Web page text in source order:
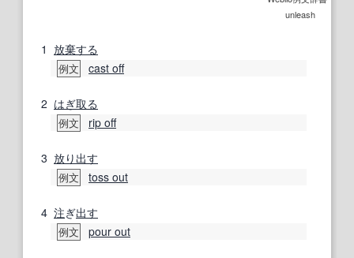
unleash
1 放棄する
例文 cast off
2 はぎ取る
例文 rip off
3 放り出す
例文 toss out
4 注ぎ出す
例文 pour out